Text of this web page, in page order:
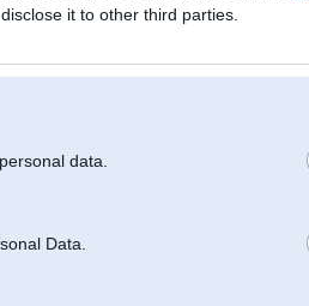
it to other third parties.
data.
Data.
E39?